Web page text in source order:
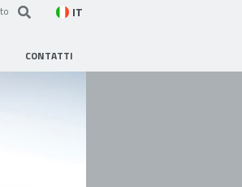
IT
CONTATTI